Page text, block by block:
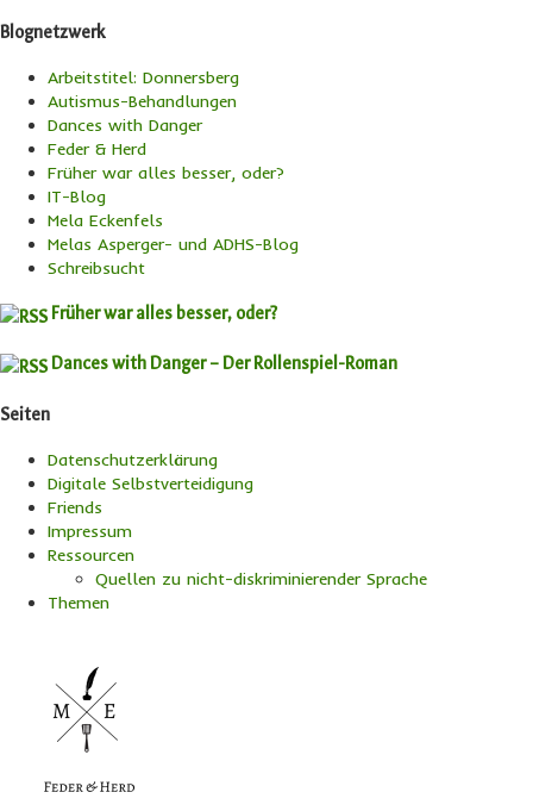
Blognetzwerk
Arbeitstitel: Donnersberg
Autismus-Behandlungen
Dances with Danger
Feder & Herd
Früher war alles besser, oder?
IT-Blog
Mela Eckenfels
Melas Asperger- und ADHS-Blog
Schreibsucht
Früher war alles besser, oder?
Dances with Danger – Der Rollenspiel-Roman
Seiten
Datenschutzerklärung
Digitale Selbstverteidigung
Friends
Impressum
Ressourcen
Quellen zu nicht-diskriminierender Sprache
Themen